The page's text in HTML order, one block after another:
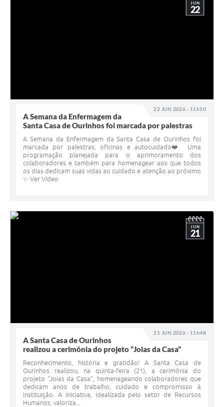
22 JUN 2026 - 11h50
JUN
22
A Semana da Enfermagem da
Santa Casa de Ourinhos foi marcada por palestras
A Semana da Enfermagem da Santa Casa de Ourinhos foi
marcada por palestras, oficinas e autocuidado❤️ Uma
programação planejada para o aprimoramento dos
colaboradores e também para homenagear aos que todos
os dias dedicam suas vidas ao cuidado e atenção ao próximo
✨ Ver Vídeo
21 JUN 2026 - 11h48
JUN
21
A Santa Casa de Ourinhos
realizou a cerimônia do projeto “Joias da Casa”
Reconhecimento, história e gratidão! A Santa Casa de
Ourinhos realizou, na quinta-feira (21), a cerimônia do
projeto “Joias da Casa”, homenageando colaboradores que
dedicam anos de trabalho, cuidado e compromisso à
instituição. A iniciativa, idealizada pelo setor de Recursos
Humanos, valoriza...